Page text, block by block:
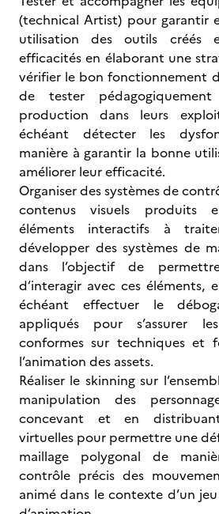
(technical Artist) pour garantir
utilisation des outils créés
efficacités en élaborant une
vérifier le bon fonctionnement
de tester
production dans leurs
échéant détecter les
manière à garantir la bonne
améliorer leur efficacité.
Organiser des systèmes de
contenus visuels produits
éléments interactifs à
développer des systèmes de
dans l’objectif de
d’interagir avec ces éléments,
échéant effectuer le
appliqués pour s’assurer
conformes sur techniques et
l’animation des assets.
Réaliser le skinning sur
manipulation des
concevant et en
virtuelles pour permettre une
maillage polygonal de
contrôle précis des
animé dans le contexte d’un